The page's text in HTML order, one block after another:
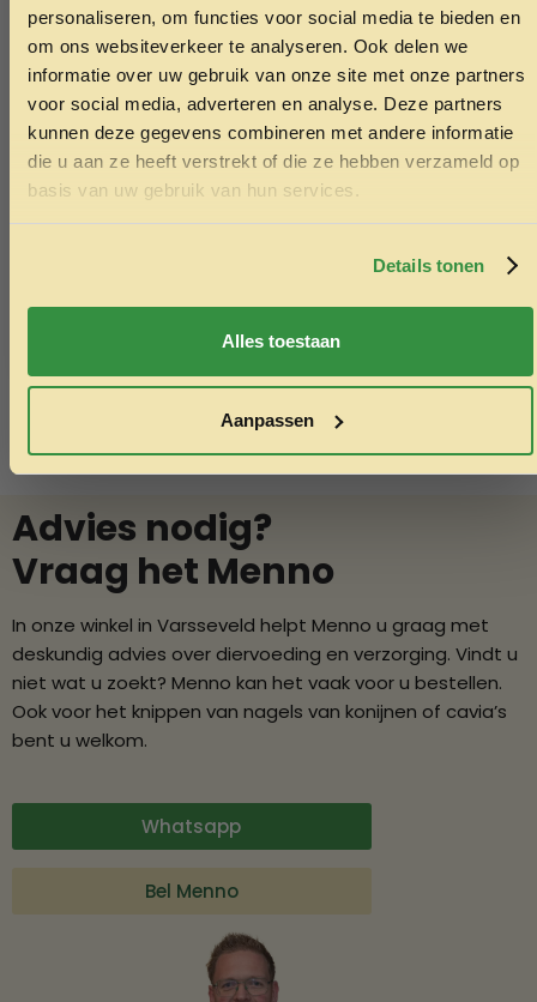
personaliseren, om functies voor social media te bieden en
om ons websiteverkeer te analyseren. Ook delen we
informatie over uw gebruik van onze site met onze partners
voor social media, adverteren en analyse. Deze partners
kunnen deze gegevens combineren met andere informatie
die u aan ze heeft verstrekt of die ze hebben verzameld op
basis van uw gebruik van hun services.
Details tonen
Alles toestaan
Aanpassen
RVS anti schrokbak 16cm
6.95 1.49
Advies nodig?
Vraag het Menno
In onze winkel in Varsseveld helpt Menno u graag met
deskundig advies over diervoeding en verzorging. Vindt u
niet wat u zoekt? Menno kan het vaak voor u bestellen.
Ook voor het knippen van nagels van konijnen of cavia’s
bent u welkom.
Whatsapp
Bel Menno
ONTVANG 5% KORTING OP
JE EERSTE BESTELLING!
Ontvang korting
Door je in te schrijven ga je akkoord met het ontvangen van